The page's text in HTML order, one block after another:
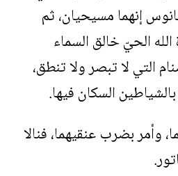
إنهما مسيحيان، ثم
الحيّ خالق السماء
التي لا تبصر ولا تنطق،
السكان فيها.
وأمر بضرب عنقيهما، فنالا